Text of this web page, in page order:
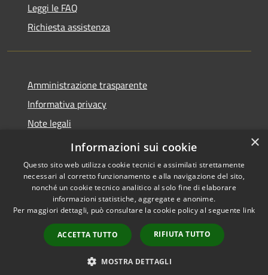
Leggi le FAQ
Richiesta assistenza
Amministrazione trasparente
Informativa privacy
Note legali
Dichiarazione di accessibilità
Accessibilità
Copyright © 2026 • Comune di
Aosta • Powered by
Municipium•
Accesso
redazione
×
Informazioni sui cookie
Questo sito web utilizza cookie tecnici e assimilati strettamente
necessari al corretto funzionamento e alla navigazione del sito,
nonché un cookie tecnico analitico al solo fine di elaborare
informazioni statistiche, aggregate e anonime.
Per maggiori dettagli, può consultare la cookie policy al seguente link
ACCETTA TUTTO RIFIUTA TUTTO
MOSTRA DETTAGLI